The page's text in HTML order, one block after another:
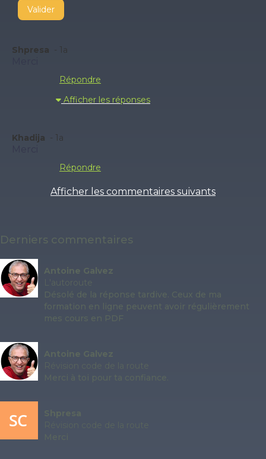
Valider
Shpresa - 1a
Répondre
Afficher les réponses
Khadija - 1a
Répondre
Afficher les commentaires suivants
Derniers commentaires
Antoine Galvez
L'autoroute
Désolé de la réponse tardive. Ceux de ma
formation en ligne peuvent avoir régulièrement